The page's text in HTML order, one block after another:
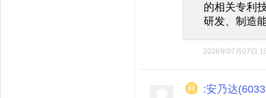
的相关专利
研发、制造
2026年07月07日
:安乃达